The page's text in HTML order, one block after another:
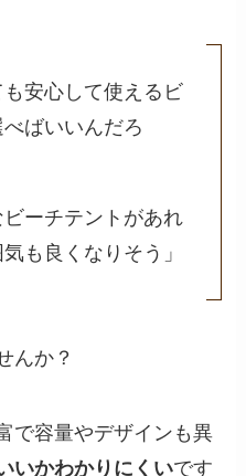
も安心して使えるビ
ばいいんだろ
ビーチテントがあれ
も良くなりそう」
んか？
で容量やデザインも異
いかわかりにくいです